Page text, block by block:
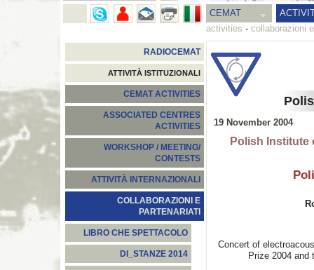
CEMAT
activities - collaborazioni
RADIOCEMAT
ATTIVITÀ ISTITUZIONALI
CEMAT ACTIVITIES
ASSOCIATED CENTRES
ACTIVITIES
WORKSHOP / MEETING/
CONTESTS
ATTIVITÀ INTERNAZIONALI
COLLABORAZIONI E
PARTENARIATI
LIBRO CHE SPETTACOLO
DI_STANZE 2014
19 November 2004
Polish Institute
Concert of
Prize 2004 and